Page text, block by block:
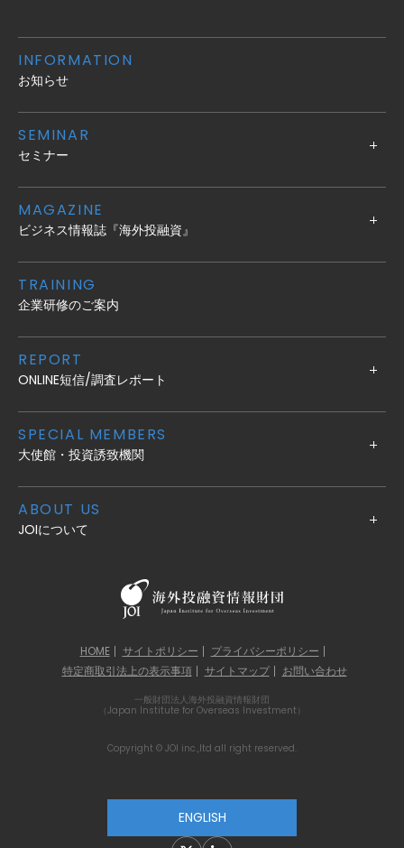
INFORMATION
お知らせ
SEMINAR
セミナー
MAGAZINE
ビジネス情報誌『海外投融資』
TRAINING
企業研修のご案内
REPORT
ONLINE短信/調査レポート
SPECIAL MEMBERS
大使館・投資誘致機関
ABOUT US
JOIについて
HOME サイトポリシー
プライバシーポリシー
特定商取引法上の表示事項
サイトマップ お問い合わせ
一般財団法人海外投融資情報財団
（Japan Institute for Overseas Investment）
Copyright © JOI inc.,ltd all right reserved.
ENGLISH